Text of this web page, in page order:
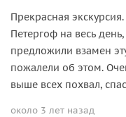
Прекрасная
Петергоф на весь
предложили взамен
пожалели об этом.
выше всех похвал,
около 3 лет назад